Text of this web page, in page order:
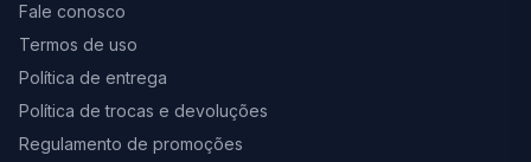
Fale conosco
Termos de uso
Política de entrega
Política de trocas e devoluções
Regulamento de promoções